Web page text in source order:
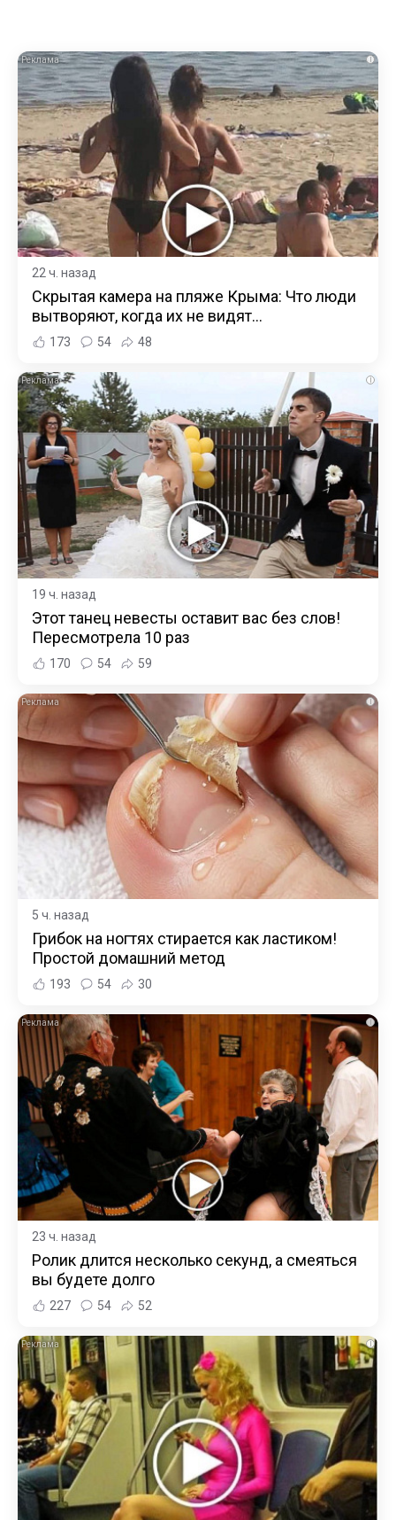
i
22 ч. назад
Скрытая камера на пляже Крыма: Что люди
вытворяют, когда их не видят...
173 54 48
i
19 ч. назад
Этот танец невесты оставит вас без слов!
Пересмотрела 10 раз
170 54 59
i
5 ч. назад
Грибок на ногтях стирается как ластиком!
Простой домашний метод
193 54 30
i
23 ч. назад
Ролик длится несколько секунд, а смеяться
вы будете долго
227 54 52
i